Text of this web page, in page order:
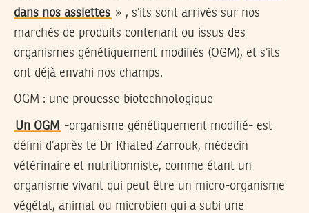
dans nos assiettes » , s’ils sont arrivés sur nos
marchés de produits contenant ou issus des
organismes génétiquement modifiés (OGM), et s’ils
ont déjà envahi nos champs.
OGM : une prouesse biotechnologique
Un OGM -organisme génétiquement modifié- est
défini d’après le Dr Khaled Zarrouk, médecin
vétérinaire et nutritionniste, comme étant un
organisme vivant qui peut être un micro-organisme
végétal, animal ou microbien qui a subi une